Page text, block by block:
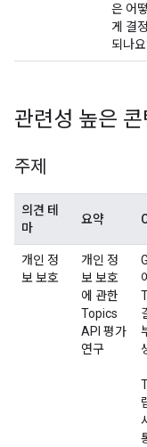
은 어떻
게 결정
되나
관련성 높은
주제
의견 테
마
요약
개인 정
보 보호
개인 정
보 보호
에 관한
Topics
API 평가
연구